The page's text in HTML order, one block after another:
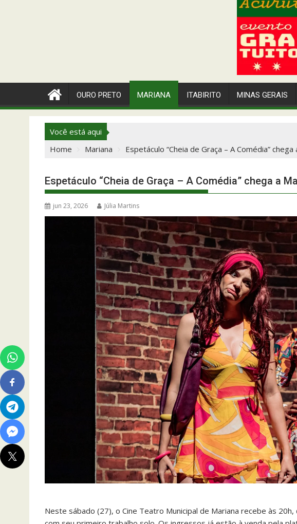
OURO PRETO MARIANA ITABIRITO MINAS GERAIS
Você está aqui
Home
Mariana Espetáculo “Cheia de Graça – A Comédia”
Espetáculo “Cheia de Graça – A Comédia” chega a
jun 23, 2026 Júlia Martins
Neste sábado (27), o Cine Teatro Municipal de Mariana recebe às 20h,